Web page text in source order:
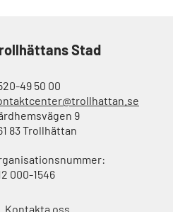
Stad
49 50 00
9
83 Trollhättan
000-1546
Kontakta oss